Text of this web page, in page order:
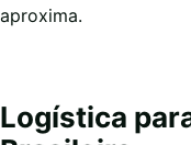
aproxima.
Logística